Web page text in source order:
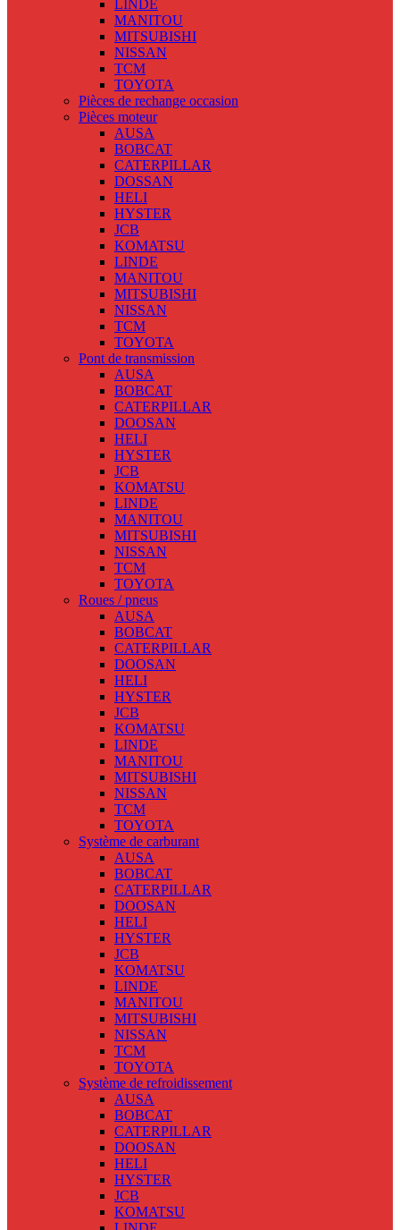
LINDE
MANITOU
MITSUBISHI
NISSAN
TCM
TOYOTA
Pièces de rechange occasion
Pièces moteur
AUSA
BOBCAT
CATERPILLAR
DOSSAN
HELI
HYSTER
JCB
KOMATSU
LINDE
MANITOU
MITSUBISHI
NISSAN
TCM
TOYOTA
Pont de transmission
AUSA
BOBCAT
CATERPILLAR
DOOSAN
HELI
HYSTER
JCB
KOMATSU
LINDE
MANITOU
MITSUBISHI
NISSAN
TCM
TOYOTA
Roues / pneus
AUSA
BOBCAT
CATERPILLAR
DOOSAN
HELI
HYSTER
JCB
KOMATSU
LINDE
MANITOU
MITSUBISHI
NISSAN
TCM
TOYOTA
Système de carburant
AUSA
BOBCAT
CATERPILLAR
DOOSAN
HELI
HYSTER
JCB
KOMATSU
LINDE
MANITOU
MITSUBISHI
NISSAN
TCM
TOYOTA
Système de refroidissement
AUSA
BOBCAT
CATERPILLAR
DOOSAN
HELI
HYSTER
JCB
KOMATSU